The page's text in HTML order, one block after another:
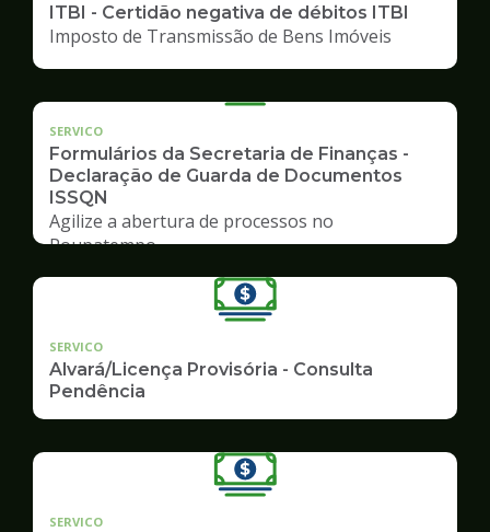
ITBI - Certidão negativa de débitos ITBI
Imposto de Transmissão de Bens Imóveis
SERVICO
Formulários da Secretaria de Finanças -
Declaração de Guarda de Documentos
ISSQN
Agilize a abertura de processos no
Poupatempo
SERVICO
Alvará/Licença Provisória - Consulta
Pendência
SERVICO